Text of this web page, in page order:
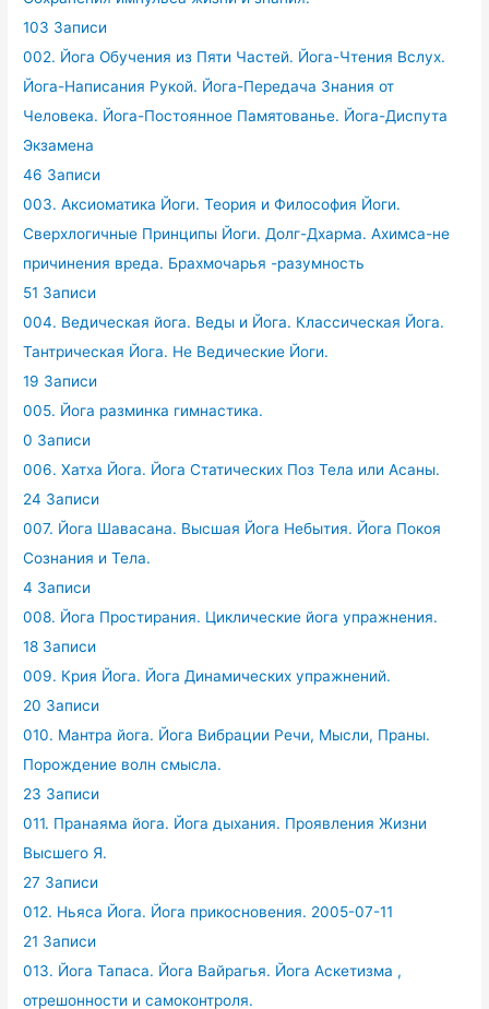
103 Записи
002. Йога Обучения из Пяти Частей. Йога-Чтения Вслух.
Йога-Написания Рукой. Йога-Передача Знания от
Человека. Йога-Постоянное Памятованье. Йога-Диспута
Экзамена
46 Записи
003. Аксиоматика Йоги. Теория и Философия Йоги.
Сверхлогичные Принципы Йоги. Долг-Дхарма. Ахимса-не
причинения вреда. Брахмочарья -разумность
51 Записи
004. Ведическая йога. Веды и Йога. Классическая Йога.
Тантрическая Йога. Не Ведические Йоги.
19 Записи
005. Йога разминка гимнастика.
0 Записи
006. Хатха Йога. Йога Статических Поз Тела или Асаны.
24 Записи
007. Йога Шавасана. Высшая Йога Небытия. Йога Покоя
Сознания и Тела.
4 Записи
008. Йога Простирания. Циклические йога упражнения.
18 Записи
009. Крия Йога. Йога Динамических упражнений.
20 Записи
010. Мантра йога. Йога Вибрации Речи, Мысли, Праны.
Порождение волн смысла.
23 Записи
011. Пранаяма йога. Йога дыхания. Проявления Жизни
Высшего Я.
27 Записи
012. Ньяса Йога. Йога прикосновения. 2005-07-11
21 Записи
013. Йога Тапаса. Йога Вайрагья. Йога Аскетизма ,
отрешонности и самоконтроля.